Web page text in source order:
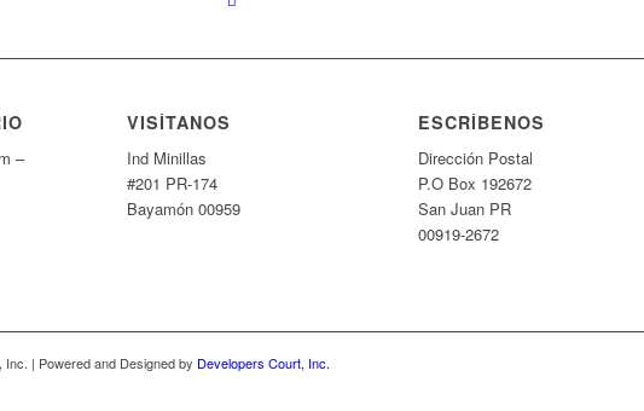
–
VISÍTANOS
Ind Minillas
#201 PR-174
Bayamón 00959
ESCRÍBENOS
Dirección Postal
P.O Box 192672
San Juan PR
00919-2672
| Powered and Designed by Developers Court, Inc.